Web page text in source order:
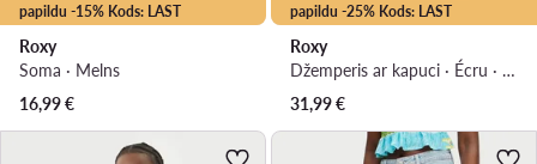
papildu -15% Kods: LAST
Roxy
Soma · Melns
16,99€
papildu -25% Kods: LAST
Roxy
Džemperis ar kapuci · Écru · Regular Fit
31,99€